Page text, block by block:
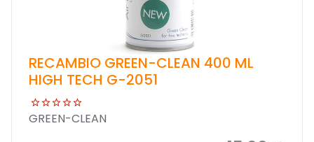
RECAMBIO GREEN-CLEAN 400 ML
HIGH TECH G-2051
GREEN-CLEAN